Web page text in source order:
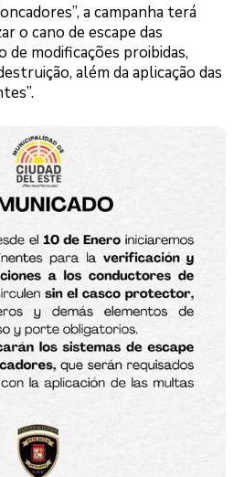
a campanha terá
o cano de escape das
de modificações proibidas,
além da aplicação das